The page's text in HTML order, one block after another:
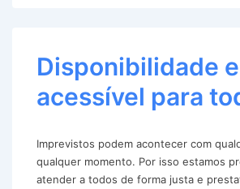
Disponibilidade
acessível para
Imprevistos podem acontecer com
qualquer momento. Por isso estamos
atender a todos de forma justa e